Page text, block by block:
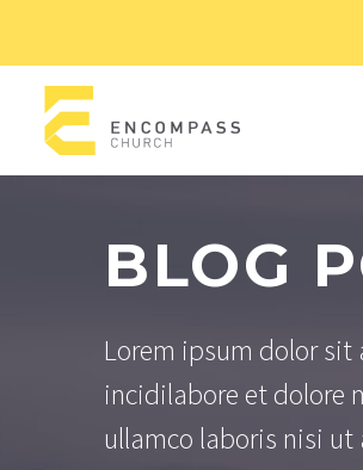
BLOG
Lorem ipsum dolor
incidilabore et dolore
ullamco laboris nisi ut